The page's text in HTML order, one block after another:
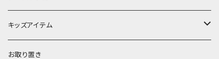
お茶碗
汁椀・丼ぶり
財布・ポーチ
雨傘・日傘
クッションカバー
スローケット
キッズアイテム
靴
お取り置き